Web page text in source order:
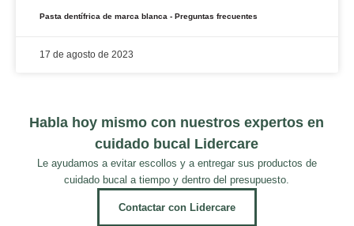
Pasta dentífrica de marca blanca - Preguntas frecuentes
17 de agosto de 2023
Habla hoy mismo con nuestros expertos en
cuidado bucal Lidercare
Le ayudamos a evitar escollos y a entregar sus productos de
cuidado bucal a tiempo y dentro del presupuesto.
Contactar con Lidercare